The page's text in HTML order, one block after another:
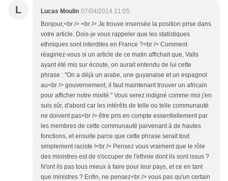
L Lucas Moulin 07/04/2014 21:05
Bonjour,<br /> <br /> Je trouve insensée la position prise dans
votre article. Dois-je vous rappeler que les statistiques
ethniques sont interdites en France ?<br /> Comment
réagiriez-vous si un article de ce matin affichait que, Valls
ayant été mis sur écoute, on aurait entendu de lui cette
phrase : "On a déjà un arabe, une guyanaise et un espagnol
au<br /> gouvernement, il faut maintenant trouver un africain
pour afficher notre mixité." Vous serez indigné comme moi j'en
suis sûr, d'abord car les intérêts de telle ou telle communauté
ne doivent pas<br /> être pris en compte essentiellement par
les membres de cette communauté parvenant à de hautes
fonctions, et ensuite parce que cette phrase serait tout
simplement raciste !<br /> Pensez vous vraiment que le rôle
des ministres est de s'occuper de l'ethnie dont ils sont issus ?
N'ont ils pas tous mieux à faire pour leur pays, et ce en tant
que ministres ? Enfin, ne pensez<br /> vous pas qu'un certain